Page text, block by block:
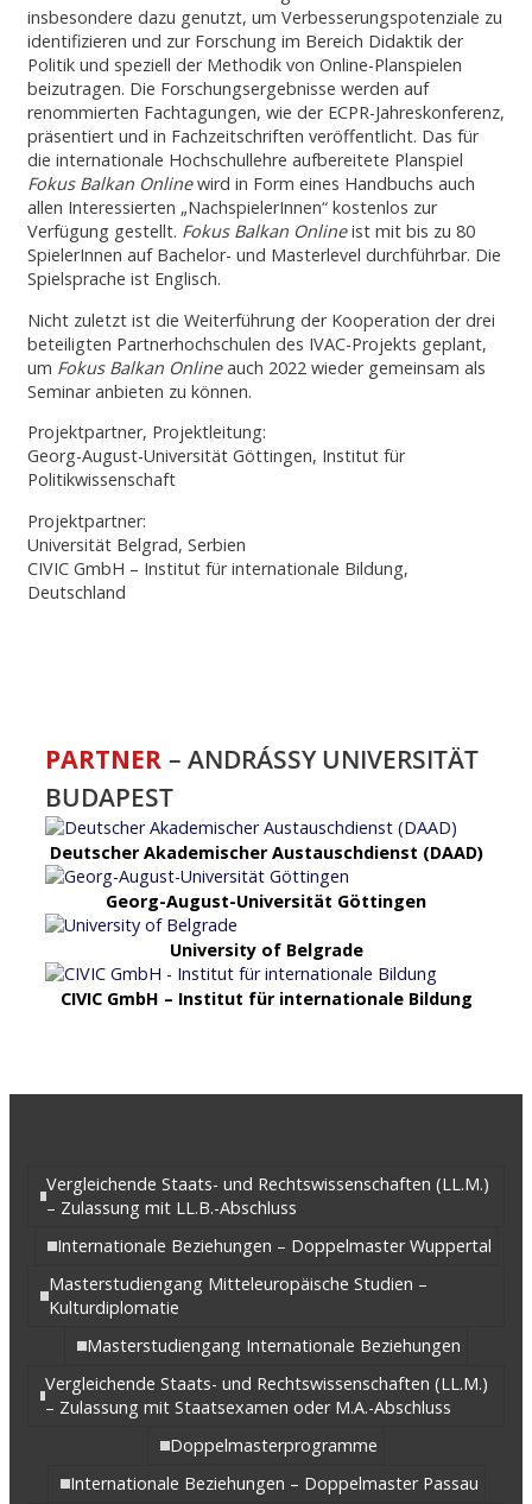
insbesondere dazu genutzt, um Verbesserungspotenziale zu
identifizieren und zur Forschung im Bereich Didaktik der
Politik und speziell der Methodik von Online-Planspielen
beizutragen. Die Forschungsergebnisse werden auf
renommierten Fachtagungen, wie der ECPR-Jahreskonferenz,
präsentiert und in Fachzeitschriften veröffentlicht. Das für
die internationale Hochschullehre aufbereitete Planspiel
Fokus Balkan Onlinewird in Form eines Handbuchs auch
allen Interessierten „NachspielerInnen“ kostenlos zur
Verfügung gestellt. Fokus Balkan Onlineist mit bis zu 80
SpielerInnen auf Bachelor- und Masterlevel durchführbar. Die
Spielsprache ist Englisch.
Nicht zuletzt ist die Weiterführung der Kooperation der drei
beteiligten Partnerhochschulen des IVAC-Projekts geplant,
um Fokus Balkan Onlineauch 2022 wieder gemeinsam als
Seminar anbieten zu können.
Projektpartner, Projektleitung:
Georg-August-Universität Göttingen, Institut für
Politikwissenschaft
Projektpartner:
Universität Belgrad, Serbien
CIVIC GmbH – Institut für internationale Bildung,
Deutschland
PARTNER – ANDRÁSSY UNIVERSITÄT
BUDAPEST
Deutscher Akademischer Austauschdienst (DAAD)
Georg-August-Universität Göttingen
University of Belgrade
CIVIC GmbH – Institut für internationale Bildung
Vergleichende Staats- und Rechtswissenschaften (LL.M.)
– Zulassung mit LL.B.-Abschluss
Internationale Beziehungen – Doppelmaster Wuppertal
Masterstudiengang Mitteleuropäische Studien –
Kulturdiplomatie
Masterstudiengang Internationale Beziehungen
Vergleichende Staats- und Rechtswissenschaften (LL.M.)
– Zulassung mit Staatsexamen oder M.A.-Abschluss
Doppelmasterprogramme
Internationale Beziehungen – Doppelmaster Passau